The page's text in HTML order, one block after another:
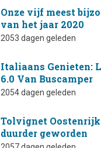
Onze vijf meest
van het jaar 2020
2053 dagen geleden
Italiaans Genieten:
6.0 Van Buscamper
2054 dagen geleden
Tolvignet Oostenrijk
duurder geworden